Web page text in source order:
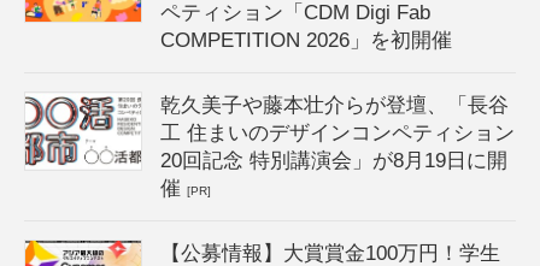
ペティション「CDM Digi Fab
COMPETITION 2026」を初開催
乾久美子や藤本壮介らが登壇、「長谷
工 住まいのデザインコンペティション
20回記念 特別講演会」が8月19日に開
催[PR]
【公募情報】大賞賞金100万円！学生